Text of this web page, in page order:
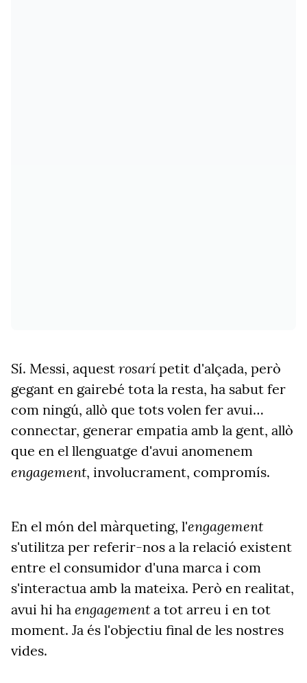
Sí. Messi, aquest rosarí petit d'alçada, però
gegant en gairebé tota la resta, ha sabut fer
com ningú, allò que tots volen fer avui…
connectar, generar empatia amb la gent, allò
que en el llenguatge d'avui anomenem
engagement, involucrament, compromís.
En el món del màrqueting, l'engagement
s'utilitza per referir-nos a la relació existent
entre el consumidor d'una marca i com
s'interactua amb la mateixa. Però en realitat,
avui hi ha engagement a tot arreu i en tot
moment. Ja és l'objectiu final de les nostres
vides.